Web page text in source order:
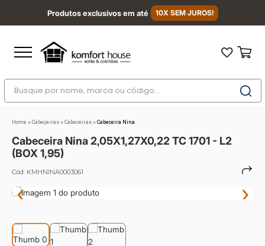
Produtos exclusivos em até 10X SEM JUROS!
Home > Cabeçeiras > Cabeceiras > Cabeceira Nina
Cabeceira Nina 2,05X1,27X0,22 TC 1701 - L2
(BOX 1,95)
Cód: KMHNINA0003061
‹ ›
2º
sofá
3º
sofá retrátil
4º
6º
sofá canto
7º
conjuntos